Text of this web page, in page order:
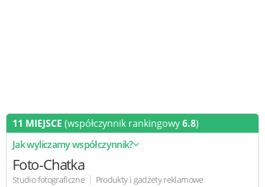
11 MIEJSCE (współczynnik rankingowy6.8)
Jak wyliczamy współczynnik?
Foto-Chatka
Studio fotograficzne | Produkty i gadżety reklamowe